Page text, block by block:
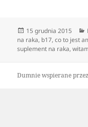
Data
publikacji
15 grudnia 2015
na raka, b17,co to jest
suplement na raka,
Dumnie wspierane